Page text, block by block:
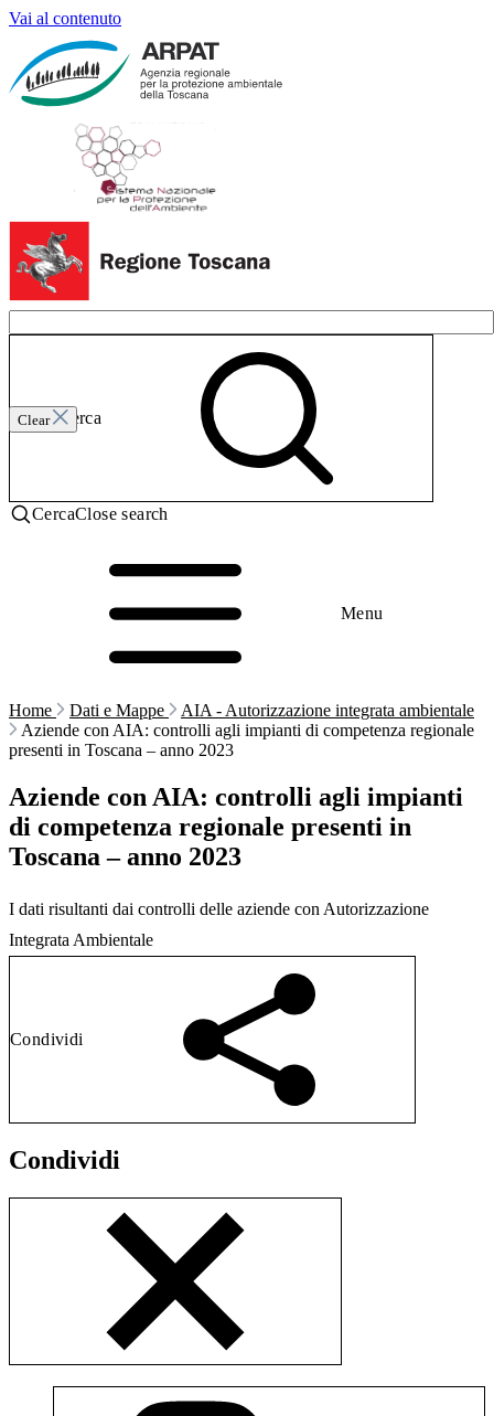
Vai al contenuto
Clear
Invia ricerca
CercaClose search
Menu
Home Dati e Mappe
AIA - Autorizzazione integrata ambientale
Aziende con AIA: controlli agli impianti di competenza regionale
presenti in Toscana – anno 2023
Aziende con AIA: controlli agli impianti
di competenza regionale presenti in
Toscana – anno 2023
I dati risultanti dai controlli delle aziende con Autorizzazione
Integrata Ambientale
Condividi
Condividi